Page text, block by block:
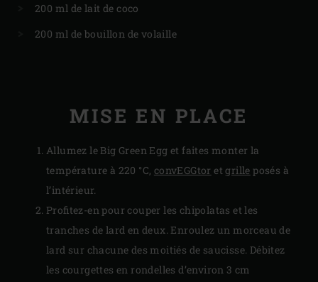
200 ml de lait de coco
200 ml de bouillon de volaille
MISE EN PLACE
Allumez le Big Green Egg et faites monter la
température à 220 °C, convEGGtor etgrille posés à
l’intérieur.
Profitez-en pour couper les chipolatas et les
tranches de lard en deux. Enroulez un morceau de
lard sur chacune des moitiés de saucisse. Débitez
les courgettes en rondelles d’environ 3 cm